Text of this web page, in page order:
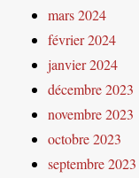
mars 2024
février 2024
janvier 2024
décembre 2023
novembre 2023
octobre 2023
septembre 2023